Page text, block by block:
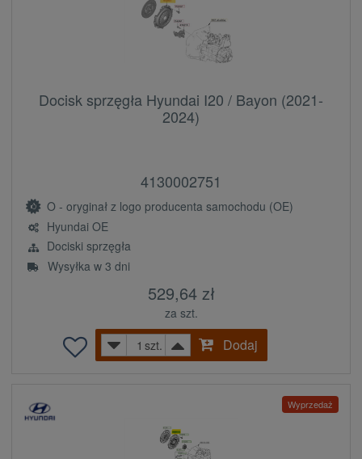
Docisk sprzęgła Hyundai I20 / Bayon (2021-
2024)
4130002751
O - oryginał z logo producenta samochodu (OE)
Hyundai OE
Dociski sprzęgła
Wysyłka w 3 dni
529,64 zł
za szt.
szt.
Dodaj
Wyprzedaż